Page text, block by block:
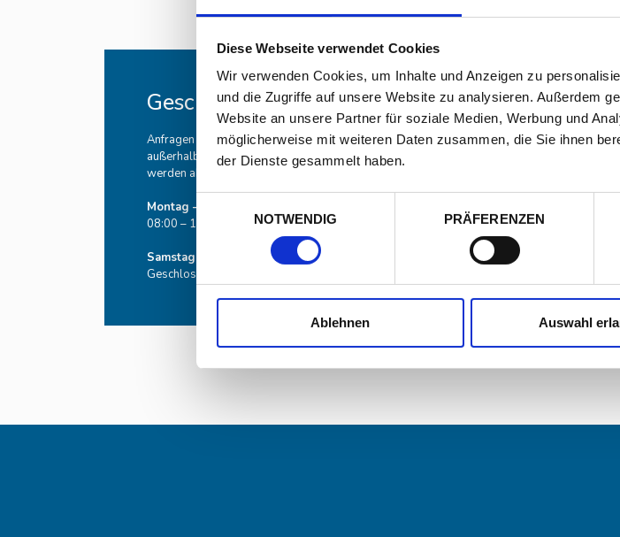
Diese Webseite verwendet Cookies
Wir verwenden Cookies, um Inhalte und Anzeigen zu
und die Zugriffe auf unsere Website zu analysieren. Außerdem
Website an unsere Partner für soziale Medien, Werbung und
möglicherweise mit weiteren Daten zusammen, die Sie ihnen
der Dienste gesammelt haben.
NOTWENDIG
PRÄFERENZEN
Ablehnen Auswahl
Geschäftszeiten
Anfragen und Kontaktaufnahmen sind auch
außerhalb der Geschäftszeiten möglich,
werden aber ggf. verzögert beantwortet.
Montag – Freitag
08:00 – 17:00
Samstag – Sonntag
Geschlossen